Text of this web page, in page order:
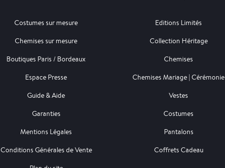
Costumes sur mesure
Chemises sur mesure
Boutiques Paris / Bordeaux
Espace Presse
Guide & Aide
Garanties
Mentions Légales
Conditions Générales de Vente
Editions Limités
Collection Héritage
Chemises
Chemises Mariage | Cérémonie
Vestes
Costumes
Pantalons
Coffrets Cadeau